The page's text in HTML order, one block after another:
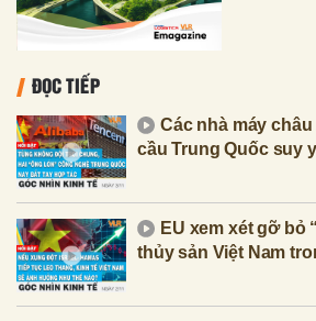
ĐỌC TIẾP
Các nhà máy
cầu Trung Quốc suy
EU xem xét gỡ bỏ
thủy sản Việt Nam